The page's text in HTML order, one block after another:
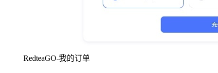
RedteaGO-我的订单